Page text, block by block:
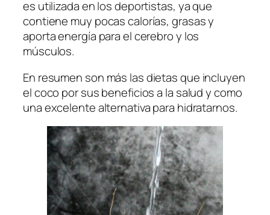
es utilizada en los deportistas, ya que
contiene muy pocas calorías, grasas y
aporta energía para el cerebro y los
músculos.
En resumen son más las dietas que incluyen
el coco por sus beneficios a la salud y como
una excelente alternativa para hidratarnos.